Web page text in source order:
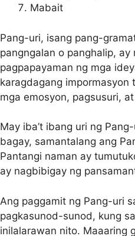
Mabait
Pang-uri, isang pang-
pangngalan o panghalip,
pagpapayaman ng mga
karagdagang impormasyon
mga emosyon, pagsusuri,
May iba’t ibang uri ng
bagay, samantalang ang
Pantangi naman ay
ay nagbibigay ng
Ang paggamit ng Pang-uri
pagkasunod-sunod, kung
inilalarawan nito. Maaaring